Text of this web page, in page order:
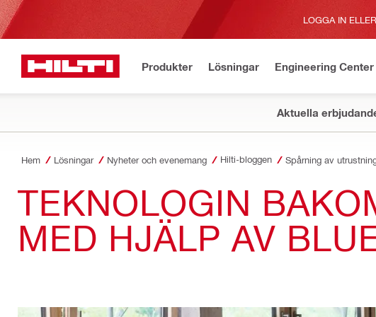
LOGGA IN
Produkter Lösningar Engineering Center
Aktuella
Hem Lösningar Nyheter och evenemang Hilti-bloggen Spårning av
TEKNOLOGIN
MED HJÄLP AV